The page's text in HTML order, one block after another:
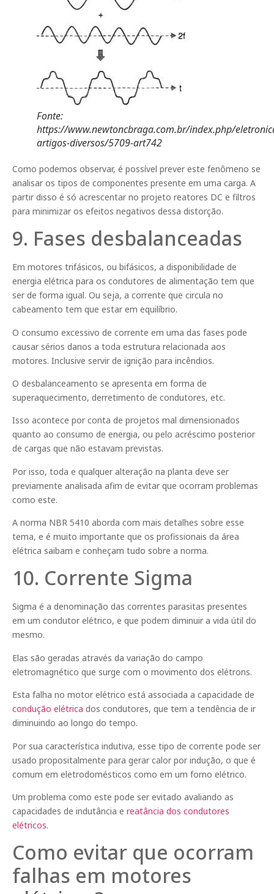
Fonte:
https://www.newtoncbraga.com.br/index.php/
artigos-diversos/5709-art742
Como podemos observar, é possível prever este fenômeno se
analisar os tipos de componentes presente em uma carga. A
partir disso é só acrescentar no projeto reatores DC e filtros
para minimizar os efeitos negativos dessa distorção.
9. Fases desbalanceadas
Em motores trifásicos, ou bifásicos, a disponibilidade de
energia elétrica para os condutores de alimentação tem que
ser de forma igual. Ou seja, a corrente que circula no
cabeamento tem que estar em equilíbrio.
O consumo excessivo de corrente em uma das fases pode
causar sérios danos a toda estrutura relacionada aos
motores. Inclusive servir de ignição para incêndios.
O desbalanceamento se apresenta em forma de
superaquecimento, derretimento de condutores, etc.
Isso acontece por conta de projetos mal dimensionados
quanto ao consumo de energia, ou pelo acréscimo posterior
de cargas que não estavam previstas.
Por isso, toda e qualquer alteração na planta deve ser
previamente analisada afim de evitar que ocorram problemas
como este.
A norma NBR 5410 aborda com mais detalhes sobre esse
tema, e é muito importante que os profissionais da área
elétrica saibam e conheçam tudo sobre a norma.
10. Corrente Sigma
Sigma é a denominação das correntes parasitas presentes
em um condutor elétrico, e que podem diminuir a vida útil do
mesmo.
Elas são geradas através da variação do campo
eletromagnético que surge com o movimento dos elétrons.
Esta falha no motor elétrico está associada a capacidade de
condução elétrica dos condutores, que tem a tendência de ir
diminuindo ao longo do tempo.
Por sua característica indutiva, esse tipo de corrente pode ser
usado propositalmente para gerar calor por indução, o que é
comum em eletrodomésticos como em um forno elétrico.
Um problema como este pode ser evitado avaliando as
capacidades de indutância e reatância dos condutores
elétricos.
Como evitar que ocorram
falhas em motores